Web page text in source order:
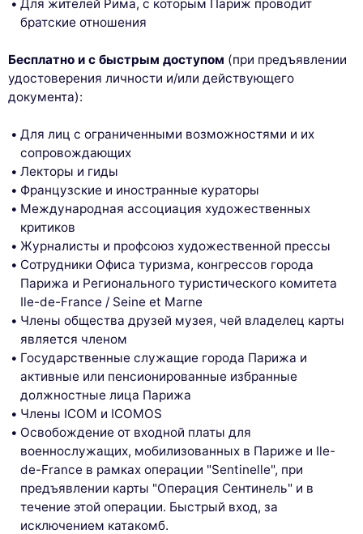
Для жителей Рима, с которым Париж проводит
братские отношения
Бесплатно и с быстрым доступом (при предъявлении
удостоверения личности и/или действующего
документа):
Для лиц с ограниченными возможностями и их
сопровождающих
Лекторы и гиды
Французские и иностранные кураторы
Международная ассоциация художественных
критиков
Журналисты и профсоюз художественной прессы
Сотрудники Офиса туризма, конгрессов города
Парижа и Регионального туристического комитета
Ile-de-France / Seine et Marne
Члены общества друзей музея, чей владелец карты
является членом
Государственные служащие города Парижа и
активные или пенсионированные избранные
должностные лица Парижа
Члены ICOM и ICOMOS
Освобождение от входной платы для
военнослужащих, мобилизованных в Париже и Ile-
de-France в рамках операции "Sentinelle", при
предъявлении карты "Операция Сентинель" и в
течение этой операции. Быстрый вход, за
исключением катакомб.